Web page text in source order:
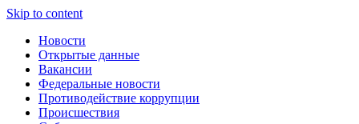
Skip to content
Новости
Открытые данные
Вакансии
Федеральные новости
Противодействие коррупции
Происшествия